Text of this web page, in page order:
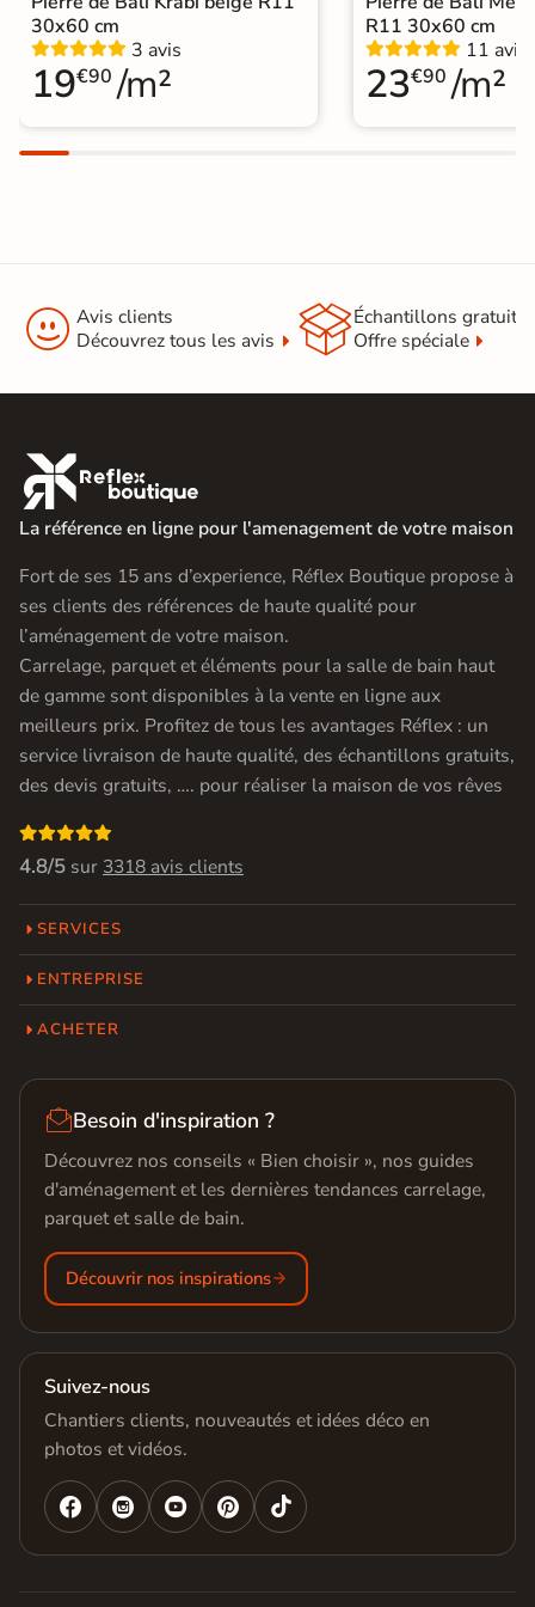
30x60 cm
3 avis
19€90 /m²
R11 30x60 cm
11 avis
23€90 /m²
 Avis clients
Découvrez tous les avis
Échantillons gratuit
Offre spéciale

La référence en ligne pour l'amenagement de votre maison
Fort de ses 15 ans d’experience, Réflex Boutique propose à
ses clients des références de haute qualité pour
l’aménagement de votre maison.
Carrelage, parquet et éléments pour la salle de bain haut
de gamme sont disponibles à la vente en ligne aux
meilleurs prix. Profitez de tous les avantages Réflex : un
service livraison de haute qualité, des échantillons gratuits,
des devis gratuits, …. pour réaliser la maison de vos rêves

4.8/5 sur 3318 avis clients
SERVICES
ENTREPRISE
ACHETER
Besoin d'inspiration ?
Découvrez nos conseils « Bien choisir », nos guides
d'aménagement et les dernières tendances carrelage,
parquet et salle de bain.
Découvrir nos inspirations
Suivez-nous
Chantiers clients, nouveautés et idées déco en
photos et vidéos.
   